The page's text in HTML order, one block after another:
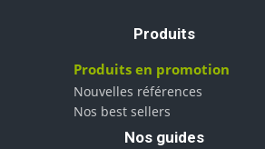
Produits
Produits en promotion
Nouvelles références
Nos best sellers
Nos guides